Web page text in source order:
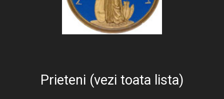
Prieteni (vezi toata lista)